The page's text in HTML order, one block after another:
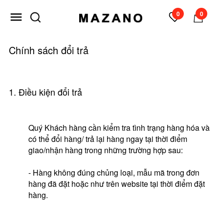
0
0
Chính sách đổi trả
1. Điều kiện đổi trả
Quý Khách hàng cần kiểm tra tình trạng hàng hóa và
có thể đổi hàng/ trả lại hàng ngay tại thời điểm
giao/nhận hàng trong những trường hợp sau:
- Hàng không đúng chủng loại, mẫu mã trong đơn
hàng đã đặt hoặc như trên website tại thời điểm đặt
hàng.